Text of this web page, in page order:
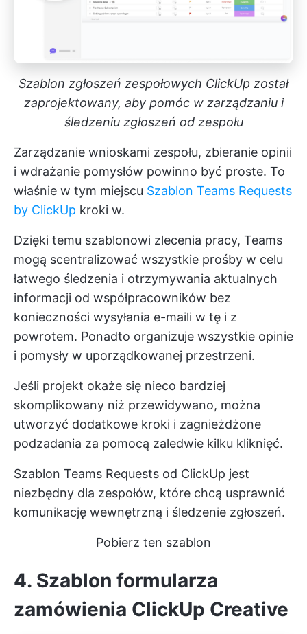
Szablon zgłoszeń zespołowych ClickUp został
zaprojektowany, aby pomóc w zarządzaniu i
śledzeniu zgłoszeń od zespołu
Zarządzanie wnioskami zespołu, zbieranie opinii
i wdrażanie pomysłów powinno być proste. To
właśnie w tym miejscu Szablon Teams Requests
by ClickUp kroki w.
Dzięki temu szablonowi zlecenia pracy, Teams
mogą scentralizować wszystkie prośby w celu
łatwego śledzenia i otrzymywania aktualnych
informacji od współpracowników bez
konieczności wysyłania e-maili w tę i z
powrotem. Ponadto organizuje wszystkie opinie
i pomysły w uporządkowanej przestrzeni.
Jeśli projekt okaże się nieco bardziej
skomplikowany niż przewidywano, można
utworzyć dodatkowe kroki i zagnieżdżone
podzadania za pomocą zaledwie kilku kliknięć.
Szablon Teams Requests od ClickUp jest
niezbędny dla zespołów, które chcą usprawnić
komunikację wewnętrzną i śledzenie zgłoszeń.
Pobierz ten szablon
4. Szablon formularza
zamówienia ClickUp Creative